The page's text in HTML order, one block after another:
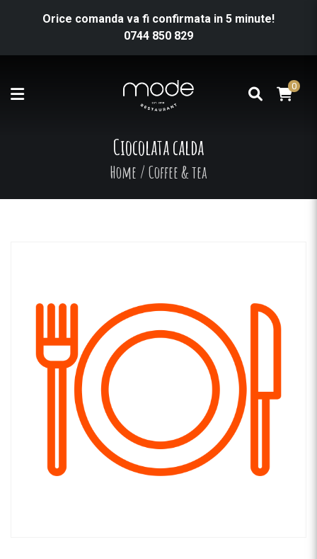
Orice comanda va fi confirmata in 5 minute!
0744 850 829
0
Ciocolata calda
Home / Coffee & tea